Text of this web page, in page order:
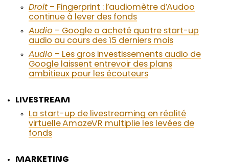
Droit – Fingerprint : l’audiomètre d’Audoo
continue à lever des fonds
Audio – Google a acheté quatre start-up
audio au cours des 15 derniers mois
Audio – Les gros investissements audio de
Google laissent entrevoir des plans
ambitieux pour les écouteurs
LIVESTREAM
La start-up de livestreaming en réalité
virtuelle AmazeVR multiplie les levées de
fonds
MARKETING